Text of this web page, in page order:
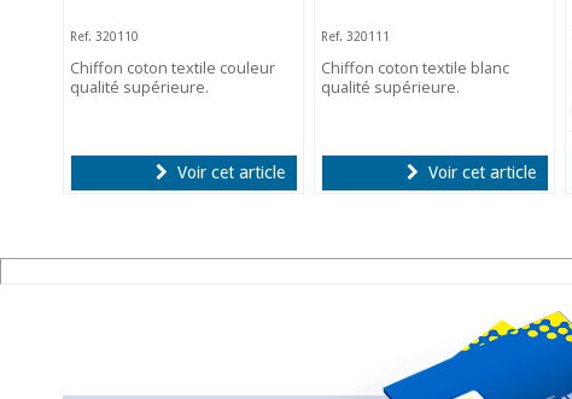
Ref. 320110
Chiffon coton textile couleur
qualité supérieure.
Voir cet article
Ref. 320111
Chiffon coton textile blanc
qualité supérieure.
Voir cet article